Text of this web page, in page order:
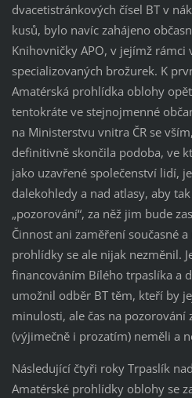
dvacetistránkových čísel BT v
kusů, bylo navíc zahájeno
Knihovničky APO, v jejímž rámci
specializovaných brožurek. K
Amatérská prohlídka oblohy
tentokráte ve stejnojmenné
na Ministerstvu vnitra ČR se
definitivně skončila podoba, ve
jako uzavřené společenství lidí,
dalekohledy a nad atlasy, aby
„pozorování“, za něž jim bude
Činnost ani zaměření současné
prohlídky se ale nijak nezměnil.
financováním Bílého trpaslíka a
umožnil odběr BT těm, kteří by
minulosti, ale čas na pozorování
(výjimečně i prozatím) neměli a
Následující čtyři roky Trpaslík
Amatérské prohlídky oblohy se